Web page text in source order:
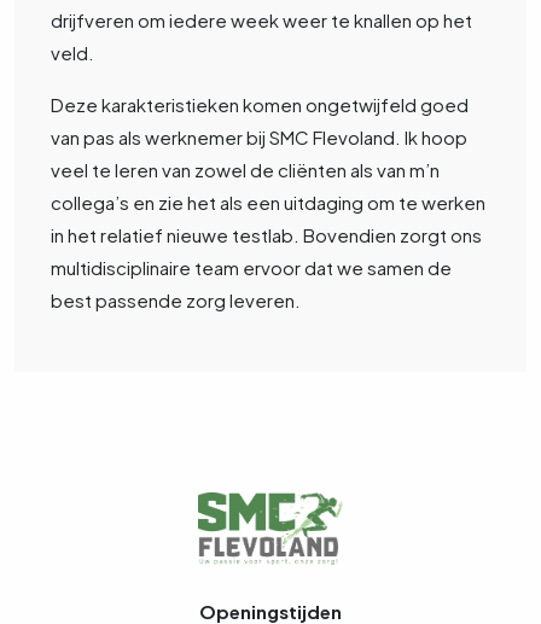
drijfveren om iedere week weer te knallen op het
veld.
Deze karakteristieken komen ongetwijfeld goed
van pas als werknemer bij SMC Flevoland. Ik hoop
veel te leren van zowel de cliënten als van m’n
collega’s en zie het als een uitdaging om te werken
in het relatief nieuwe testlab. Bovendien zorgt ons
multidisciplinaire team ervoor dat we samen de
best passende zorg leveren.
Openingstijden